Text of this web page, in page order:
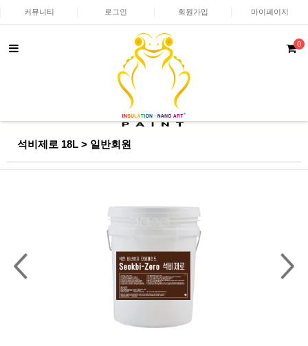
커뮤니티 로그인 회원가입 마이페이지
0
석비제로 18L > 일반회원